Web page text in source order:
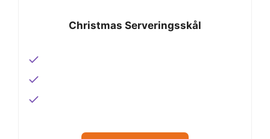
Christmas Serveringsskål